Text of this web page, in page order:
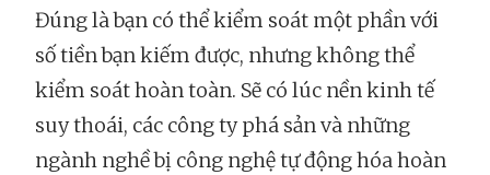
Đúng là bạn có thể kiểm soát một phần với
số tiền bạn kiếm được, nhưng không thể
kiểm soát hoàn toàn. Sẽ có lúc nền kinh tế
suy thoái, các công ty phá sản và những
ngành nghề bị công nghệ tự động hóa hoàn